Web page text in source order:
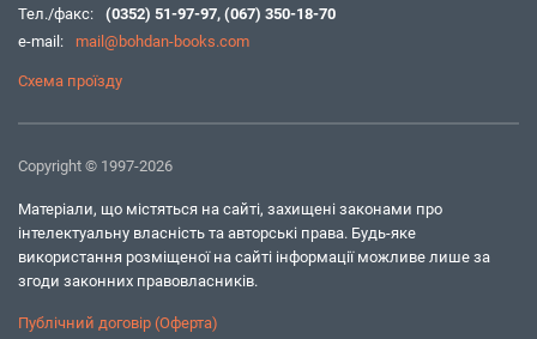
Тел./факс:
(0352) 51-97-97, (067) 350-18-70
e-mail:
mail@bohdan-books.com
Схема проїзду
Copyright © 1997-2026
Матеріали, що містяться на сайті, захищені законами про
інтелектуальну власність та авторські права. Будь-яке
використання розміщеної на сайті інформації можливе лише за
згоди законних правовласників.
Публічний договір (Оферта)